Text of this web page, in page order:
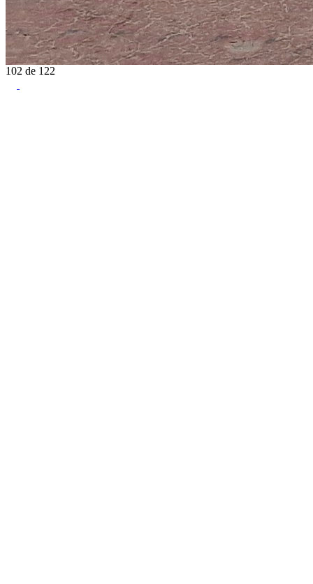
102 de 122